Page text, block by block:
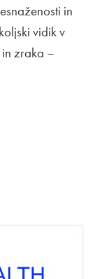
in
vidik v
zraka –